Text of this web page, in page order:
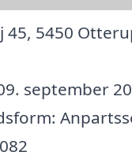
45, 5450
september